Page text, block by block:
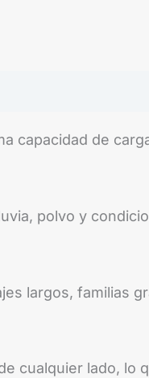
capacidad de
polvo y
largos, familias
cualquier lado, lo